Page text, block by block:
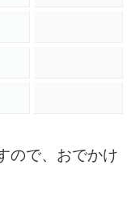
ので、おでかけ